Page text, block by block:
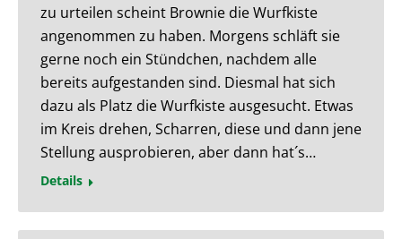
zu urteilen scheint Brownie die Wurfkiste
angenommen zu haben. Morgens schläft sie
gerne noch ein Stündchen, nachdem alle
bereits aufgestanden sind. Diesmal hat sich
dazu als Platz die Wurfkiste ausgesucht. Etwas
im Kreis drehen, Scharren, diese und dann jene
Stellung ausprobieren, aber dann hat´s…
Details